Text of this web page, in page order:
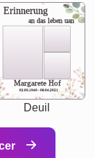
Erinnerung
an das leben uan
Margarete Hof
02.05.1940 - 08.04.2021
Deuil